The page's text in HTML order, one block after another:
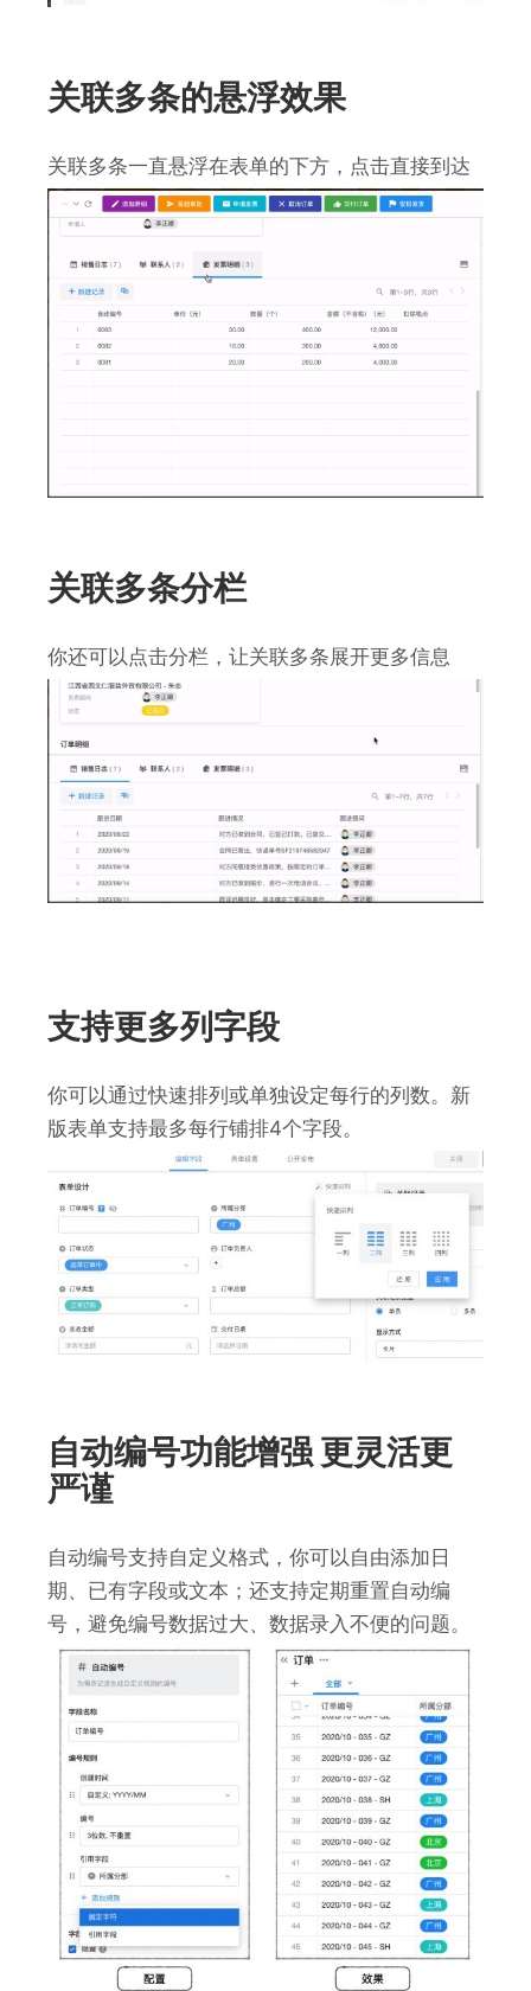
关联多条的悬浮效果
关联多条一直悬浮在表单的下方，点击直接到达
关联多条分栏
你还可以点击分栏，让关联多条展开更多信息
支持更多列字段
你可以通过快速排列或单独设定每行的列数。新
版表单支持最多每行铺排4个字段。
自动编号功能增强 更灵活更
严谨
自动编号支持自定义格式，你可以自由添加日
期、已有字段或文本；还支持定期重置自动编
号，避免编号数据过大、数据录入不便的问题。